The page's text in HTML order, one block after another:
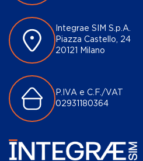
Integrae SIM S.p.A.
Piazza Castello, 24
20121 Milano
P.IVA e C.F./VAT
02931180364